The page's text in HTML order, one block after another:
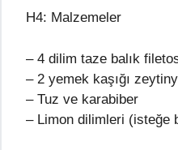
H4: Malzemeler
– 4 dilim taze balık
– 2 yemek kaşığı
– Tuz ve karabiber
– Limon dilimleri (isteğe